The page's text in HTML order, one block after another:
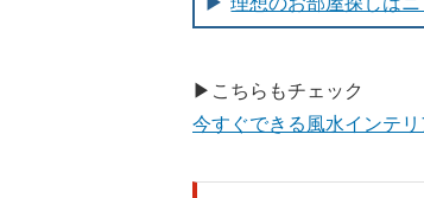
▶こちらもチェック
今すぐできる風水インテ